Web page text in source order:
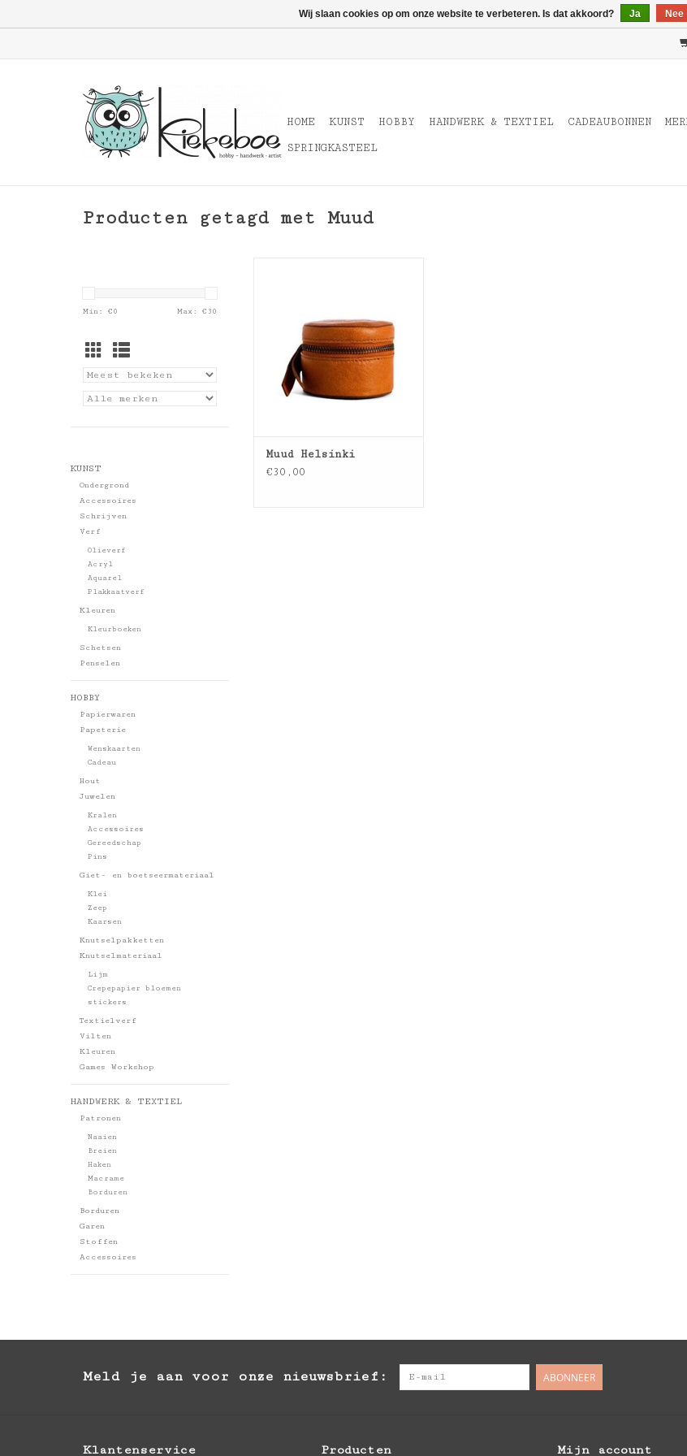
HOME KUNST HOBBY HANDWERK & TEXTIEL CADEAUBONNEN
SPRINGKASTEEL
Producten getagd met Muud
Min: €0 Max: € 30
KUNST
Ondergrond
Accessoires
Schrijven
Verf
Olieverf
Acryl
Aquarel
Plakkaatverf
Kleuren
Kleurboeken
Schetsen
Penselen
HOBBY
Papierwaren
Papeterie
Wenskaarten
Cadeau
Hout
Juwelen
Kralen
Accessoires
Gereedschap
Pins
Giet- en boetseermateriaal
Klei
Zeep
Kaarsen
Knutselpakketten
Knutselmateriaal
Lijm
Crepepapier bloemen
stickers
Textielverf
Vilten
Kleuren
Games Workshop
HANDWERK & TEXTIEL
Patronen
Naaien
Breien
Haken
Macrame
Borduren
Borduren
Garen
Stoffen
Accessoires
Muud Helsinki
€30,00
Meld je aan voor onze nieuwsbrief: ABONNEER
Klantenservice Producten Mijn account
Wij slaan cookies op om onze website te verbeteren. Is dat akkoord? Ja Nee